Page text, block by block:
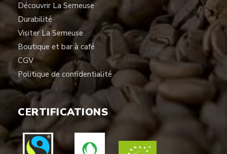
Découvrir La Semeuse
Durabilité
Visiter La Semeuse
Boutique et bar à café
CGV
Politique de confidentialité
CERTIFICATIONS